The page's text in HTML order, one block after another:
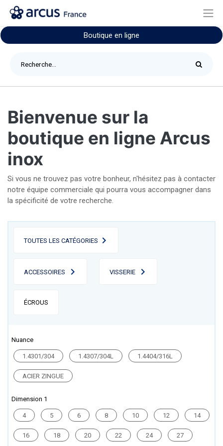
Boutique en ligne
Bienvenue sur la
boutique en ligne Arcus
inox
Si vous ne trouvez pas votre bonheur, n'hésitez pas à contacter
notre équipe commerciale qui pourra vous accompagner dans
la spécificité de votre recherche.
TOUTES LES CATÉGORIES
ACCESSOIRES VISSERIE
ÉCROUS
Nuance
1.4301/304 1.4307/304L 1.4404/316L
ACIER ZINGUE
Dimension 1
4 5 6 8 10 12 14
16 18 20 22 24 27